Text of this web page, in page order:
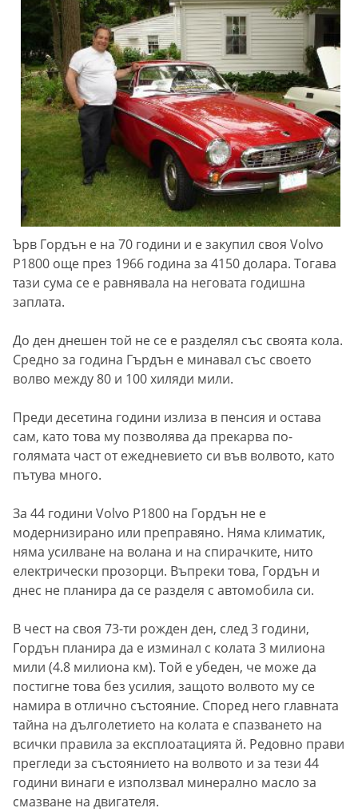
Ърв Гордън е на 70 години и е закупил своя Volvo
P1800 още през 1966 година за 4150 долара. Тогава
тази сума се е равнявала на неговата годишна
заплата.
До ден днешен той не се е разделял със своята кола.
Средно за година Гърдън е минавал със своето
волво между 80 и 100 хиляди мили.
Преди десетина години излиза в пенсия и остава
сам, като това му позволява да прекарва по-
голямата част от ежедневието си във волвото, като
пътува много.
За 44 години Volvo P1800 на Гордън не е
модернизирано или преправяно. Няма климатик,
няма усилване на волана и на спирачките, нито
електрически прозорци. Въпреки това, Гордън и
днес не планира да се разделя с автомобила си.
В чест на своя 73-ти рожден ден, след 3 години,
Гордън планира да е изминал с колата 3 милиона
мили (4.8 милиона км). Той е убеден, че може да
постигне това без усилия, защото волвото му се
намира в отлично състояние. Според него главната
тайна на дълголетието на колата е спазването на
всички правила за експлоатацията й. Редовно прави
прегледи за състоянието на волвото и за тези 44
години винаги е използвал минерално масло за
смазване на двигателя.